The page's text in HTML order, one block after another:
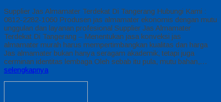
Supplier Jas Almamater Terdekat Di Tangerang Hubungi Kami :
0812-2282-1060 Produsen jas almamater ekonomis dengan mutu
unggulan dan layanan profesional Supplier Jas Almamater
Terdekat Di Tangerang – Menentukan jasa konveksi jas
almamater murah harus mempertimbangkan kualitas dan harga
Jas almamater bukan hanya seragam akademik, tetapi juga
cerminan identitas lembaga Oleh sebab itu pula, mutu bahan,…
selengkapnya